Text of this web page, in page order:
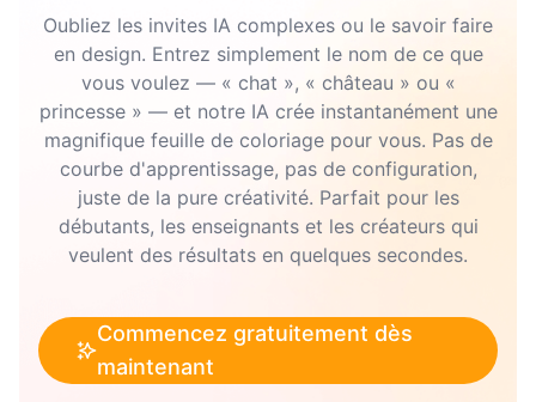
Oubliez les invites IA complexes ou le savoir faire
en design. Entrez simplement le nom de ce que
vous voulez — « chat », « château » ou «
princesse » — et notre IA crée instantanément une
magnifique feuille de coloriage pour vous. Pas de
courbe d'apprentissage, pas de configuration,
juste de la pure créativité. Parfait pour les
débutants, les enseignants et les créateurs qui
veulent des résultats en quelques secondes.
Commencez gratuitement dès
maintenant